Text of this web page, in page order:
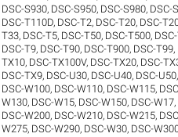
DSC-S930, DSC-S950, DSC-S980, DSC-
DSC-T110D, DSC-T2, DSC-T20, DSC-
T33, DSC-T5, DSC-T50, DSC-T500,
DSC-T9, DSC-T90, DSC-T900, DSC-T99,
TX10, DSC-TX100V, DSC-TX20, DSC-
DSC-TX9, DSC-U30, DSC-U40, DSC-U50,
DSC-W100, DSC-W110, DSC-W115,
W130, DSC-W15, DSC-W150, DSC-W17,
DSC-W200, DSC-W210, DSC-W215,
W275, DSC-W290, DSC-W30, DSC-